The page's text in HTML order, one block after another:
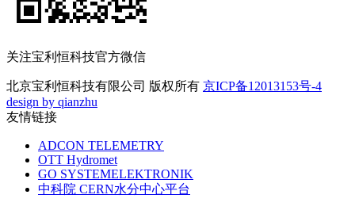
关注宝利恒科技官方微信
北京宝利恒科技有限公司 版权所有 京ICP备12013153号-4
design by qianzhu
友情链接
ADCON TELEMETRY
OTT Hydromet
GO SYSTEMELEKTRONIK
中科院 CERN水分中心平台